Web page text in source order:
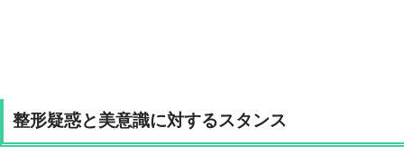
整形疑惑と美意識に対するスタンス